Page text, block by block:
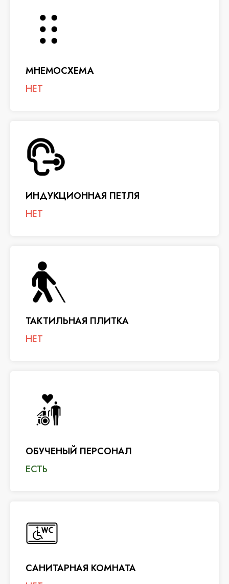
МНЕМОСХЕМА
НЕТ
ИНДУКЦИОННАЯ ПЕТЛЯ
НЕТ
ТАКТИЛЬНАЯ ПЛИТКА
НЕТ
ОБУЧЕНЫЙ ПЕРСОНАЛ
ЕСТЬ
САНИТАРНАЯ КОМНАТА